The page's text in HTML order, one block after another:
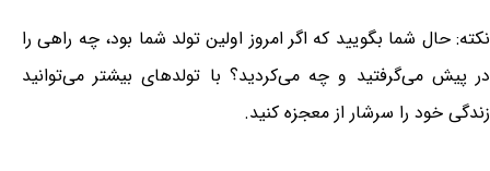
نکته: حال شما بگویید که اگر امروز اولین تولد شما بود، چه راهی را
در پیش می‌گرفتید و چه می‌کردید؟ با تولدهای بیشتر می‌توانید
زندگی خود را سرشار از معجزه کنید.